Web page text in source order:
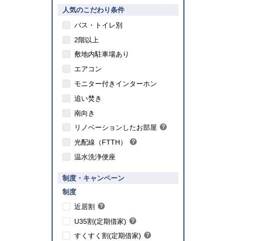
人気のこだわり条件
バス・トイレ別
2階以上
敷地内駐車場あり
エアコン
モニター付きインターホン
追い焚き
南向き
リノベーションしたお部屋 ？
光配線（FTTH） ？
賃貸住宅のインターネット対応について
温水洗浄便座
制度・キャンペーン
制度
近居割
？
ン
ト
こちら
U35割(定期借家) ？
ン
【ご入居要件あり】35歳以下の方限定
こちら
すくすく割(定期借家) ？
【ご入居要件あり】満18歳未満のお子様を
扶養、もしくはご妊娠されている方限定
こちら
【ご入居要件あり】子育て世帯や新婚世帯
こちら